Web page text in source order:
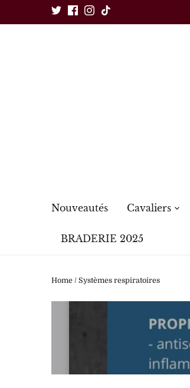
contenu
Nouveautés Cavaliers
BRADERIE 2025
Home /Systèmes respiratoires